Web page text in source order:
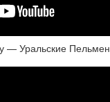
— Уральские